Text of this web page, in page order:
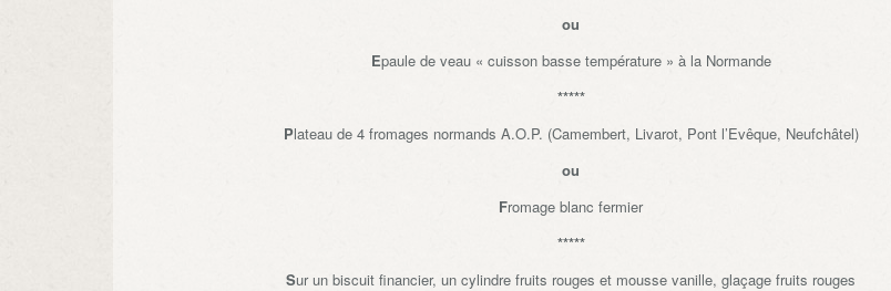
ou
Epaule de veau « cuisson basse température » à la Normande
*****
Plateau de 4 fromages normands A.O.P. (Camembert, Livarot, Pont l’Evêque, Neufchâtel)
ou
Fromage blanc fermier
*****
Sur un biscuit financier, un cylindre fruits rouges et mousse vanille, glaçage fruits rouges